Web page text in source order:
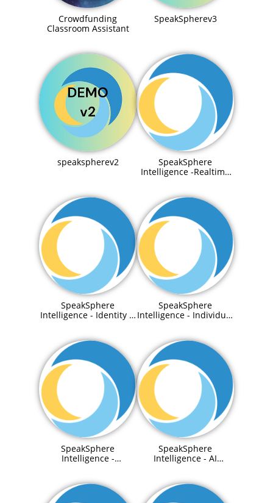
Crowdfunding
Classroom Assistant
SpeakSpherev3
speakspherev2
SpeakSphere
Intelligence -Realtime
SpeakSphere
Intelligence - Identity &
SpeakSphere
Intelligence - Individual
SpeakSphere
Intelligence -
SpeakSphere
Intelligence - AI